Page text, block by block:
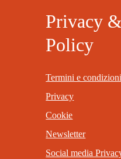
Privacy
Policy
Termini e condizioni
Privacy
Cookie
Newsletter
Social media